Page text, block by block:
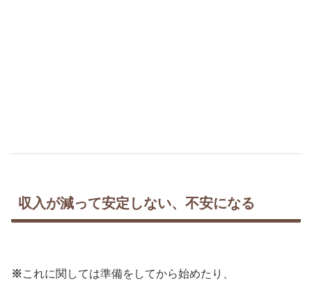
収入が減って安定しない、不安になる
※これに関しては準備をしてから始めたり、